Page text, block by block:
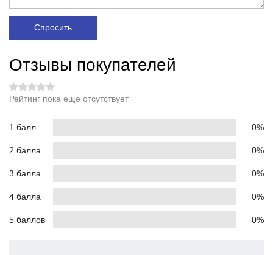
Спросить
Отзывы покупателей
Рейтинг пока еще отсутствует
1 балл 0%
2 балла 0%
3 балла 0%
4 балла 0%
5 баллов 0%